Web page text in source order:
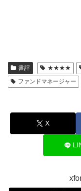
書評 ★★★★
ファンドマネージャー
X